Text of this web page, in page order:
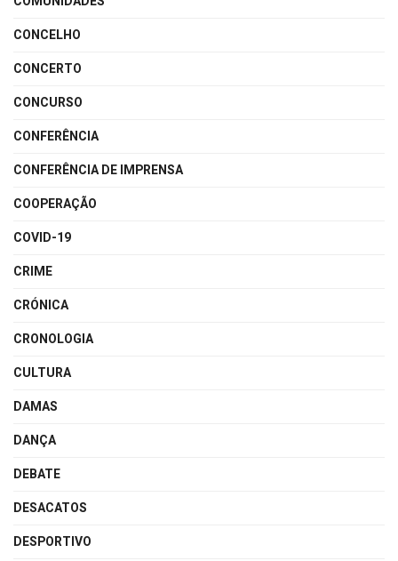
CONCELHO
CONCERTO
CONCURSO
CONFERÊNCIA
CONFERÊNCIA DE IMPRENSA
COOPERAÇÃO
COVID-19
CRIME
CRÓNICA
CRONOLOGIA
CULTURA
DAMAS
DANÇA
DEBATE
DESACATOS
DESPORTIVO